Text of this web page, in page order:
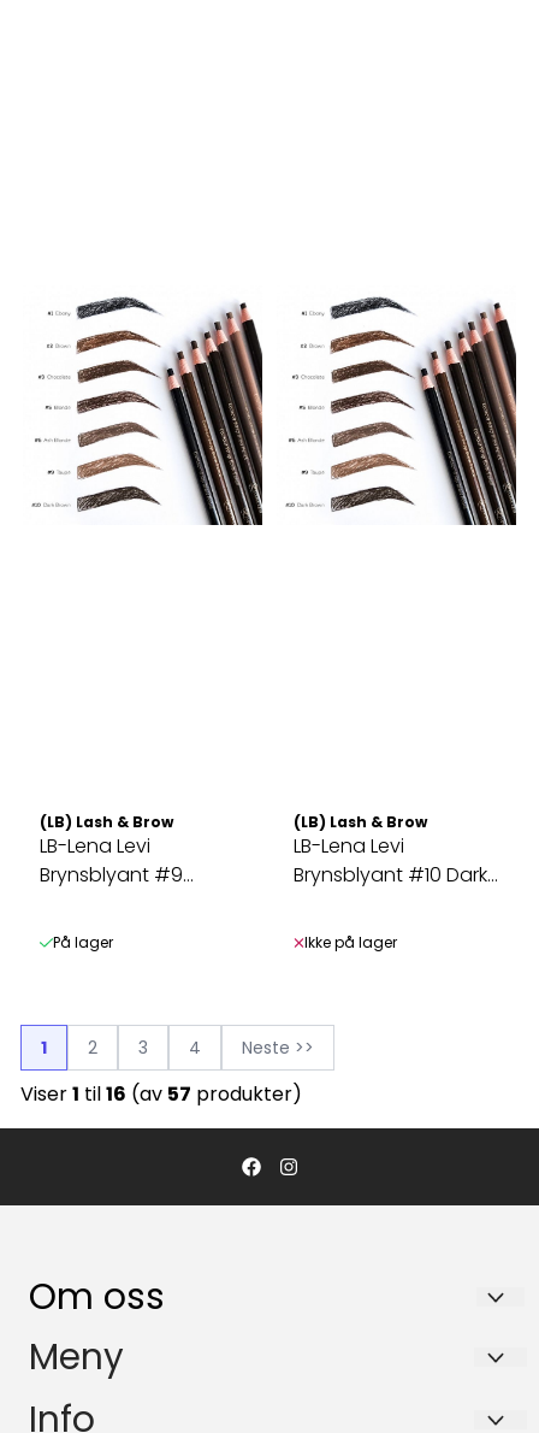
(LB) Lash & Brow
LB-Lena Levi
Brynsblyant #9
På lager
(LB) Lash & Brow
LB-Lena Levi
Brynsblyant #10 Dark
Ikke på lager
1 2 3 4 Neste >>
Viser1 til16 (av 57 produkter)
Om oss
NOR LINER SCANDINAVIA AS
Pb. 43 / Sjøskogeveien 7
1407 Vinterbro
Meny
Tilbud
Info